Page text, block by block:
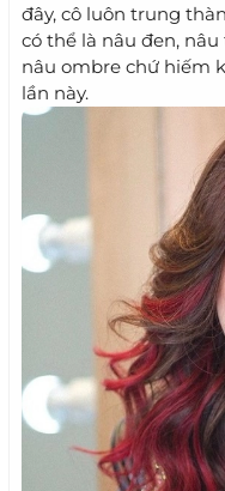
đây, cô luôn trung
có thể là nâu đen,
nâu ombre chứ hiếm
lần này.